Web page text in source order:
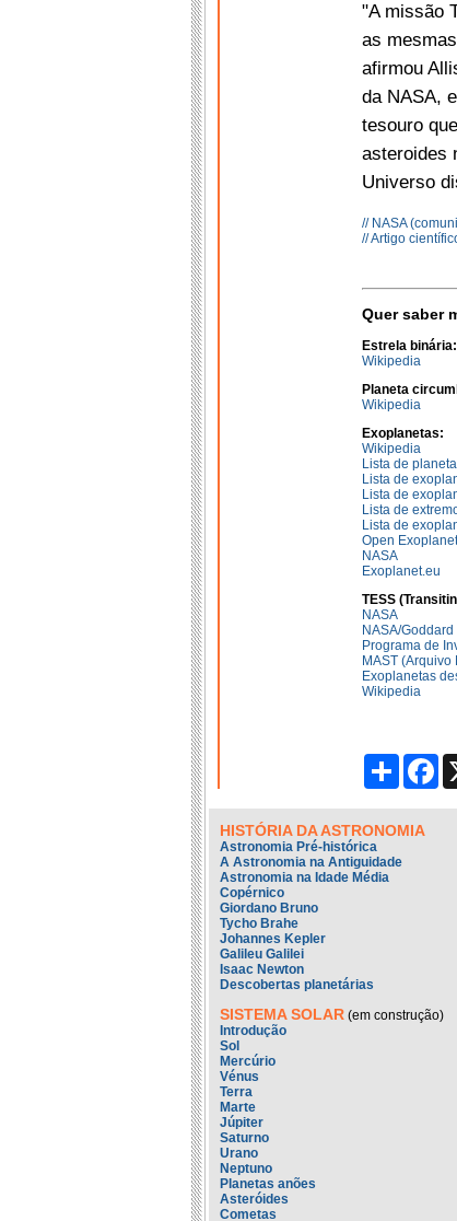
"A missão
as
afirmou
da NASA,
tesouro
asteroides
Universo
// NASA
// Artigo
Quer saber
Estrela binária:
Wikipedia
Planeta
Wikipedia
Exoplanetas:
Wikipedia
Lista de
Lista de
Lista de
Lista de
Lista de
Open
NASA
Exoplanet.eu
TESS
NASA
NASA/Goddard
Programa de
MAST
Exoplanetas
Wikipedia
Partilhar